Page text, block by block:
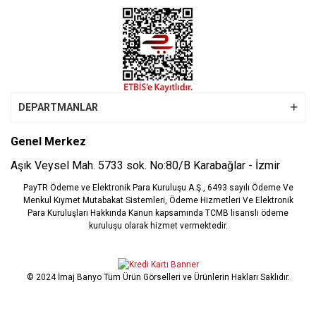
DEPARTMANLAR
Genel Merkez
Aşık Veysel Mah. 5733 sok. No:80/B Karabağlar - İzmir
PayTR Ödeme ve Elektronik Para Kuruluşu A.Ş., 6493 sayılı Ödeme Ve
Menkul Kıymet Mutabakat Sistemleri, Ödeme Hizmetleri Ve Elektronik
Para Kuruluşları Hakkında Kanun kapsamında TCMB lisanslı ödeme
kuruluşu olarak hizmet vermektedir.
© 2024 İmaj Banyo Tüm Ürün Görselleri ve Ürünlerin Hakları Saklıdır.